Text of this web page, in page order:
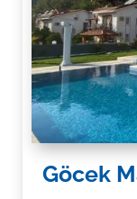
Göcek